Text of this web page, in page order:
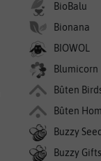
BioBalu
Bionana
BIOWOL
Blumicorn
Bûten
Bûten
Buzzy
Buzzy Gifts